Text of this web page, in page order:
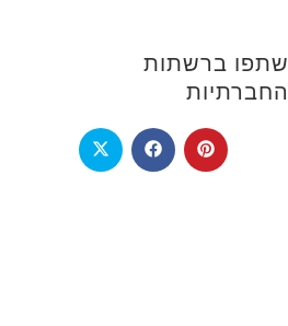
שתפו ברשתות
החברתיות